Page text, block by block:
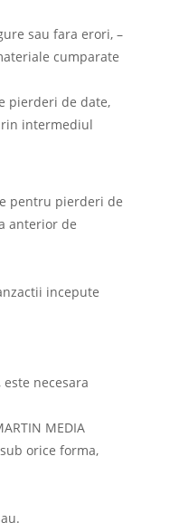
sau fara erori, –
cumparate
pierderi de date,
intermediul
pentru pierderi de
anterior de
incepute
necesara
MEDIA
orice forma,